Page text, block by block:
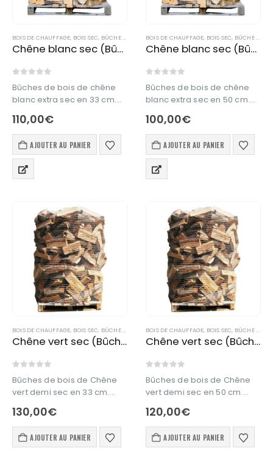
BOIS DE CHAUFFAGE, BOIS SEC, BÛCHE DE BOIS EN 33 CM
Chêne blanc sec (Bûche en 33 cm)
Bûches de bois de chêne
blanc extra sec en 33 cm.
Bois de chauffage en 33
cm issu à 100% de forêt
française.
Ce produit est livré en vrac.
110,00€
AJOUTER AU PANIER
BOIS DE CHAUFFAGE, BOIS SEC, BÛCHE DE BOIS EN 50 CM
Chêne blanc sec (Bûche en 50 cm)
Bûches de bois de chêne
blanc extra sec en 50 cm.
Bois de chauffage en 50
cm issu à 100% de forêt
française.
Ce produit est livré en vrac.
100,00€
AJOUTER AU PANIER
BOIS DE CHAUFFAGE, BOIS SEC, BÛCHE DE BOIS EN 33 CM
Chêne vert sec (Bûche en 33 cm)
Bûches de bois de Chêne
vert demi sec en 33 cm.
Bois de chauffage en 33
cm issu à 100% de forêt
française.
Ce produit est livré en vrac.
130,00€
AJOUTER AU PANIER
BOIS DE CHAUFFAGE, BOIS SEC, BÛCHE DE BOIS EN 50 CM
Chêne vert sec (Bûche en 50 cm)
Bûches de bois de Chêne
vert demi sec en 50 cm.
Bois de chauffage en 50
cm issu à 100% de forêt
française.
Ce produit est livré en vrac.
120,00€
AJOUTER AU PANIER